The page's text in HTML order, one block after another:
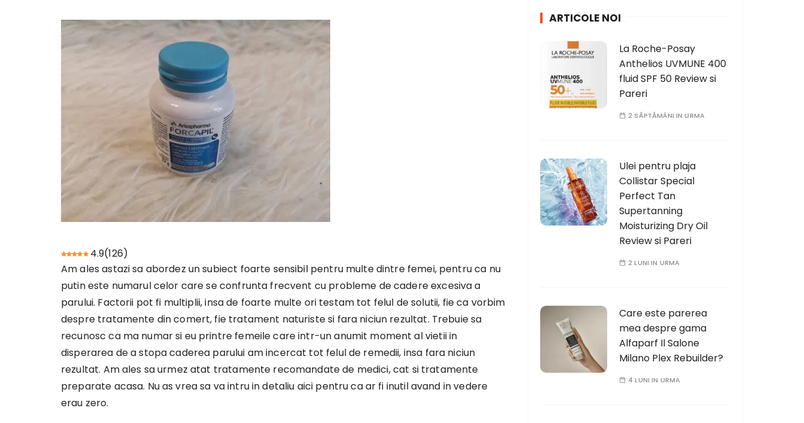
4.9(126)
Am ales astazi sa abordez un subiect foarte sensibil pentru multe dintre femei, pentru ca nu
putin este numarul celor care se confrunta frecvent cu probleme de cadere excesiva a
parului. Factorii pot fi multiplii, insa de foarte multe ori testam tot felul de solutii, fie ca vorbim
despre tratamente din comert, fie tratament naturiste si fara niciun rezultat. Trebuie sa
recunosc ca ma numar si eu printre femeile care intr-un anumit moment al vietii in
disperarea de a stopa caderea parului am incercat tot felul de remedii, insa fara niciun
rezultat. Am ales sa urmez atat tratamente recomandate de medici, cat si tratamente
preparate acasa. Nu as vrea sa va intru in detaliu aici pentru ca ar fi inutil avand in vedere
erau zero.
ARTICOLE NOI
La Roche-Posay
Anthelios UVMUNE 400
fluid SPF 50 Review si
Pareri
2 SĂPTĂMÂNI IN URMA
Ulei pentru plaja
Collistar Special
Perfect Tan
Supertanning
Moisturizing Dry Oil
Review si Pareri
2 LUNI IN URMA
Care este parerea
mea despre gama
Alfaparf Il Salone
Milano Plex Rebuilder?
4 LUNI IN URMA